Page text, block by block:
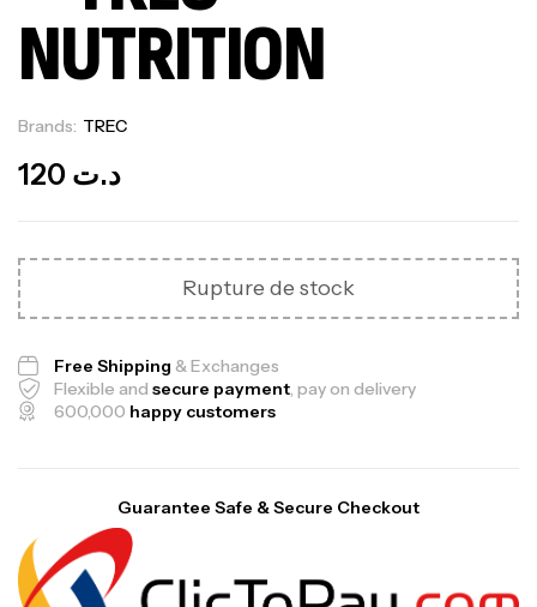
NUTRITION
Brands: TREC
د.ت
Rupture de stock
Free Shipping & Exchanges
Flexible and secure payment, pay on delivery
600,000 happy customers
Guarantee Safe & Secure Checkout